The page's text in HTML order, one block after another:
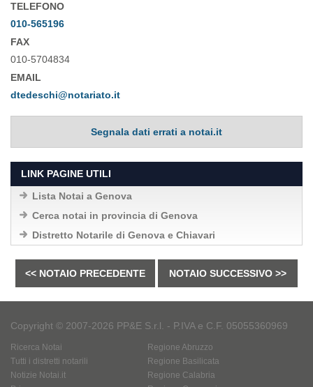
TELEFONO
010-565196
FAX
010-5704834
EMAIL
dtedeschi@notariato.it
Segnala dati errati a notai.it
LINK PAGINE UTILI
Lista Notai a Genova
Cerca notai in provincia di Genova
Distretto Notarile di Genova e Chiavari
<< NOTAIO PRECEDENTE NOTAIO SUCCESSIVO >>
Copyright © 2007-2026 PP&E S.r.l. - P.IVA e C.F. 05055360969
Ricerca Notai
Tutti i distretti notarili
Notizie Notai.it
Regione Abruzzo
Regione Basilicata
Regione Calabria